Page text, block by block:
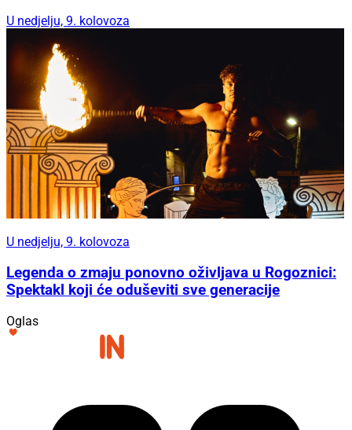
U nedjelju, 9. kolovoza
U nedjelju, 9. kolovoza
Legenda o zmaju ponovno oživljava u Rogoznici:
Spektakl koji će oduševiti sve generacije
Oglas